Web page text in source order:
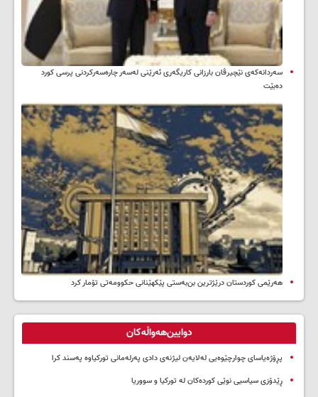
سه‌ردانه‌کەی نێچیرڤان بارزانی كاریگه‌ری ئه‌رێنی له‌سه‌ر چاره‌سه‌ركردنی پرسی كورد
ده‌بێت
هەرێمی کوردستان درێژترین بن‌بەستی پێکهێنانی حکوومەتی تۆمار کرد
دوایین‌هەواڵەکان
پڕۆژەیاسای چوارچێوەیی لەلایەن لیژنەی دادی پەرلەمانی تورکیاوە پەسند کرا
ڕێدۆزی سیاسیی نوێی کوردەکان لە تورکیا و سووریا